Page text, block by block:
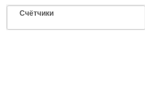
Счётчики